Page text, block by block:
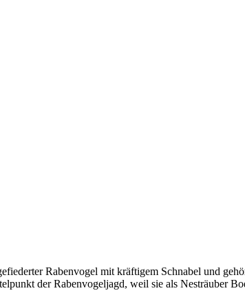
Rabenvogel mit kräftigem Schnabel und
der Rabenvogeljagd, weil sie als Nesträuber